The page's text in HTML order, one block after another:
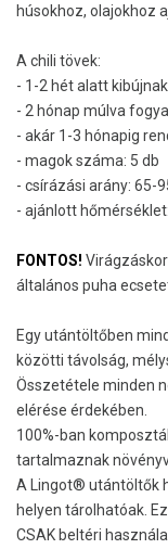
húsokhoz, olajokhoz
A chili tövek:
- 1-2 hét alatt kibújnak
- 2 hónap múlva
- akár 1-3 hónapig
- magok száma: 5 db
- csírázási arány: 65-
- ajánlott
FONTOS!
általános puha
Egy utántöltőben
közötti távolság,
Összetétele minden
elérése érdekében.
100%-ban
tartalmaznak
A Lingot® utántöltők
helyen tárolhatóak.
CSAK beltéri